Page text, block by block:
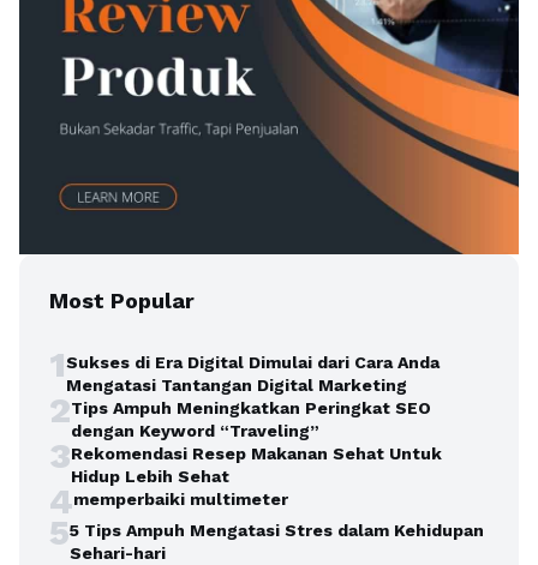
Most Popular
1Sukses di Era Digital Dimulai dari Cara Anda
Mengatasi Tantangan Digital Marketing
2Tips Ampuh Meningkatkan Peringkat SEO
dengan Keyword “Traveling”
3Rekomendasi Resep Makanan Sehat Untuk
Hidup Lebih Sehat
4memperbaiki multimeter
55 Tips Ampuh Mengatasi Stres dalam Kehidupan
Sehari-hari